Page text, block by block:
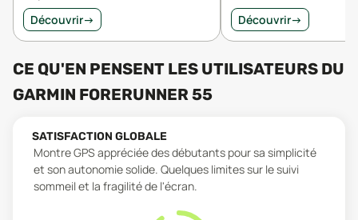
Découvrir→
Découvrir→
CE QU'EN PENSENT LES UTILISATEURS DU
GARMIN FORERUNNER 55
SATISFACTION GLOBALE
Montre GPS appréciée des débutants pour sa simplicité
et son autonomie solide. Quelques limites sur le suivi
sommeil et la fragilité de l'écran.